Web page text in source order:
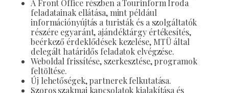
A Front Office részben a Tourinform Iroda
feladatainak ellátása, mint például
információnyújtás a turisták és a szolgáltatók
részére egyaránt, ajándéktárgy értékesítés,
beérkező érdeklődések kezelése, MTÜ által
delegált határidős feladatok elvégzése.
Weboldal frissítése, szerkesztése, programok
feltöltése.
Új lehetőségek, partnerek felkutatása.
Szoros szakmai kapcsolatok kialakítása és